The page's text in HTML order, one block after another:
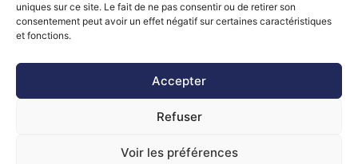
uniques sur ce site. Le fait de ne pas consentir ou de retirer son
consentement peut avoir un effet négatif sur certaines caractéristiques
et fonctions.
Accepter
Refuser
Voir les préférences
Job offer -
Health, Social
and Pharmacy
No results.